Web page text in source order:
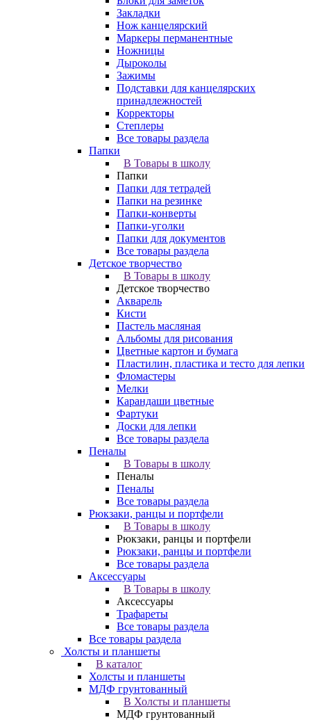
Закладки
Нож канцелярский
Маркеры перманентные
Ножницы
Дыроколы
Зажимы
Подставки для канцелярских
принадлежностей
Корректоры
Степлеры
Все товары раздела
Папки
В Товары в школу
Папки
Папки для тетрадей
Папки на резинке
Папки-конверты
Папки-уголки
Папки для документов
Все товары раздела
Детское творчество
В Товары в школу
Детское творчество
Акварель
Кисти
Пастель масляная
Альбомы для рисования
Цветные картон и бумага
Пластилин, пластика и тесто для лепки
Фломастеры
Мелки
Карандаши цветные
Фартуки
Доски для лепки
Все товары раздела
Пеналы
В Товары в школу
Пеналы
Пеналы
Все товары раздела
Рюкзаки, ранцы и портфели
В Товары в школу
Рюкзаки, ранцы и портфели
Рюкзаки, ранцы и портфели
Все товары раздела
Аксессуары
В Товары в школу
Аксессуары
Трафареты
Все товары раздела
Все товары раздела
Холсты и планшеты
В каталог
Холсты и планшеты
МДФ грунтованный
В Холсты и планшеты
МДФ грунтованный